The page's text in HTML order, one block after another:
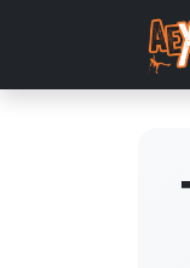
Saltar al contenido